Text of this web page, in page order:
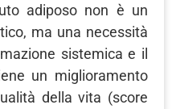
adiposo non è un
ma una necessità
sistemica e il
un miglioramento
della vita (score